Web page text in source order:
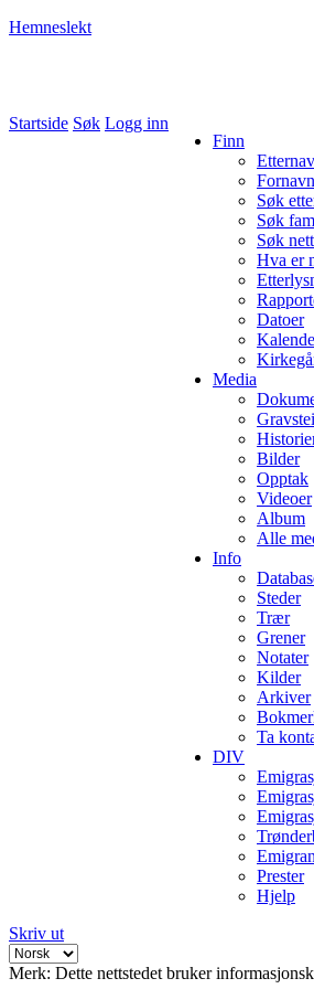
Hemneslekt
Startside Søk Logg inn
Finn
Fornavn
Søk
Søk
Søk
Hva er
Datoer
Media
Bilder
Opptak
Videoer
Album
Alle
Info
Steder
Trær
Grener
Notater
Kilder
Arkiver
Ta
DIV
Prester
Hjelp
Skriv ut
Merk: Dette nettstedet bruker